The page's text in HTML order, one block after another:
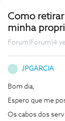
Como
minha
Forum|Forum|4
JPGARCIA
Bom dia,
Espero que me
Os cabos dos